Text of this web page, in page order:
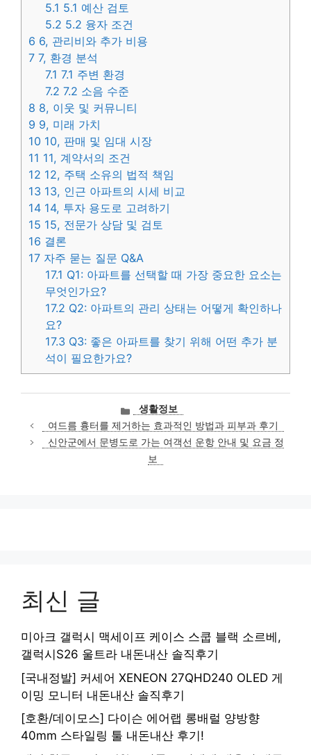
5.1 5.1 예산 검토
5.2 5.2 융자 조건
6 6, 관리비와 추가 비용
7 7, 환경 분석
7.1 7.1 주변 환경
7.2 7.2 소음 수준
8 8, 이웃 및 커뮤니티
9 9, 미래 가치
10 10, 판매 및 임대 시장
11 11, 계약서의 조건
12 12, 주택 소유의 법적 책임
13 13, 인근 아파트의 시세 비교
14 14, 투자 용도로 고려하기
15 15, 전문가 상담 및 검토
16 결론
17 자주 묻는 질문 Q&A
17.1 Q1: 아파트를 선택할 때 가장 중요한 요소는
무엇인가요?
17.2 Q2: 아파트의 관리 상태는 어떻게 확인하나
요?
17.3 Q3: 좋은 아파트를 찾기 위해 어떤 추가 분
석이 필요한가요?
카
테
고
리
생활정보
여드름 흉터를 제거하는 효과적인 방법과 피부과 후기
신안군에서 문병도로 가는 여객선 운항 안내 및 요금 정
보
최신 글
미아크 갤럭시 맥세이프 케이스 스쿱 블랙 소르베,
갤럭시S26 울트라 내돈내산 솔직후기
[국내정발] 커세어 XENEON 27QHD240 OLED 게
이밍 모니터 내돈내산 솔직후기
[호환/데이모스] 다이슨 에어랩 롱배럴 양방향
40mm 스타일링 툴 내돈내산 후기!